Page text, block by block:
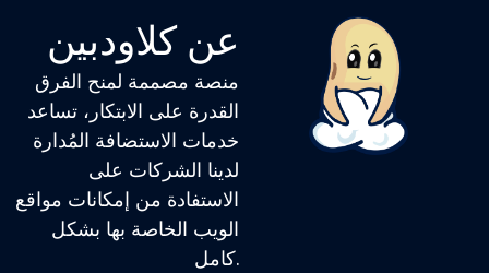
عن كلاودبين
منصة مصممة لمنح الفرق
القدرة على الابتكار، تساعد
خدمات الاستضافة المُدارة
لدينا الشركات على
الاستفادة من إمكانات مواقع
الويب الخاصة بها بشكل
كامل.